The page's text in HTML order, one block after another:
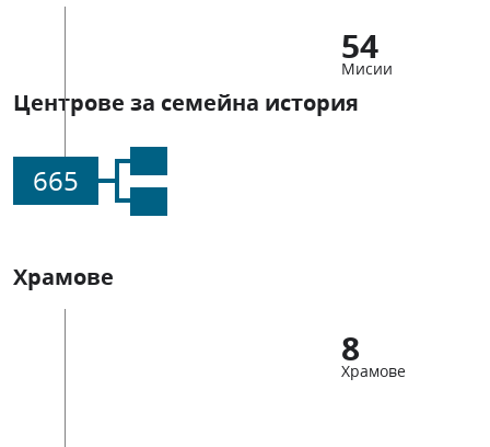
54
Мисии
Центрове за семейна история
665
Храмове
8
Храмове